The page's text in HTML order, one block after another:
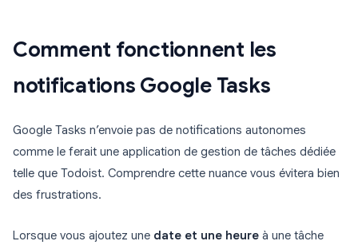
Comment fonctionnent les
notifications Google Tasks
Google Tasks n’envoie pas de notifications autonomes
comme le ferait une application de gestion de tâches dédiée
telle que Todoist. Comprendre cette nuance vous évitera bien
des frustrations.
Lorsque vous ajoutez une date et une heure à une tâche